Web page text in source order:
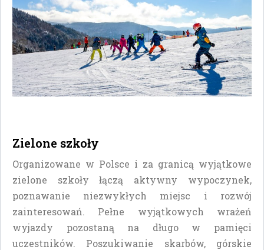
Zielone szkoły
Organizowane w Polsce i za granicą wyjątkowe
zielone szkoły łączą aktywny wypoczynek,
poznawanie niezwykłych miejsc i rozwój
zainteresowań. Pełne wyjątkowych wrażeń
wyjazdy pozostaną na długo w pamięci
uczestników. Poszukiwanie skarbów, górskie